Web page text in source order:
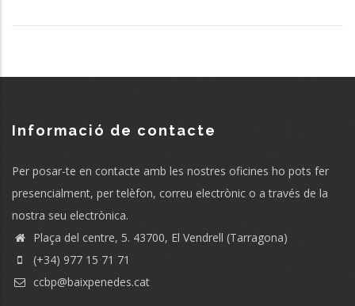
Informació de contacte
Per posar-te en contacte amb les nostres oficines ho pots fer
presencialment, per telèfon, correu electrònic o a través de la
nostra seu electrònica.
Plaça del centre, 5. 43700, El Vendrell (Tarragona)
(+34) 977 15 71 71
ccbp@baixpenedes.cat